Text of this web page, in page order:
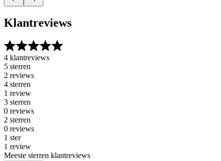
Klantreviews
4 klantreviews
5 sterren
2 reviews
4 sterren
1 review
3 sterren
0 reviews
2 sterren
0 reviews
1 ster
1 review
Meeste sterren klantreviews